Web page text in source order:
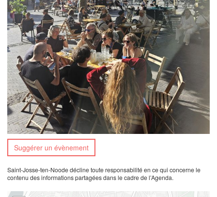
Suggérer un évènement
Saint-Josse-ten-Noode décline toute responsabilité en ce qui concerne le
contenu des informations partagées dans le cadre de l’Agenda.